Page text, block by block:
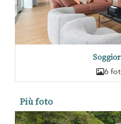
6
Più foto